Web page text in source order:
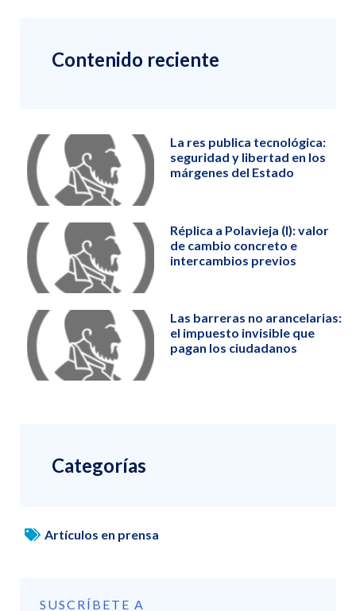
Contenido reciente
La res publica tecnológica:
seguridad y libertad en los
márgenes del Estado
Réplica a Polavieja (I): valor
de cambio concreto e
intercambios previos
Las barreras no arancelarias:
el impuesto invisible que
pagan los ciudadanos
Categorías
Artículos en prensa
SUSCRÍBETE A